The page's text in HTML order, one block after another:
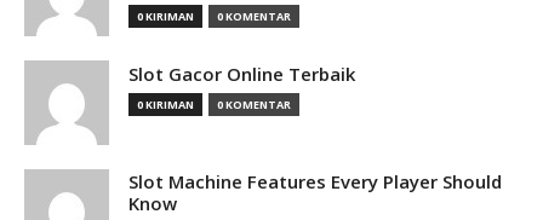
0 KIRIMAN 0 KOMENTAR
Slot Gacor Online Terbaik
0 KIRIMAN 0 KOMENTAR
Slot Machine Features Every Player Should
Know